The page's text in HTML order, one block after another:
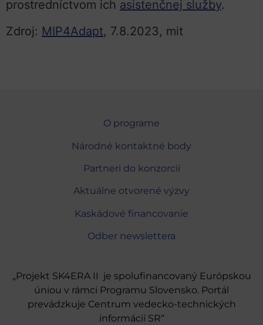
prostredníctvom ich asistenčnej služby.
Zdroj: MIP4Adapt, 7.8.2023, mit
O programe
Národné kontaktné body
Partneri do konzorcií
Aktuálne otvorené výzvy
Kaskádové financovanie
Odber newslettera
„Projekt SK4ERA II je spolufinancovaný Európskou
úniou v rámci Programu Slovensko. Portál
prevádzkuje Centrum vedecko-technických
informácií SR“